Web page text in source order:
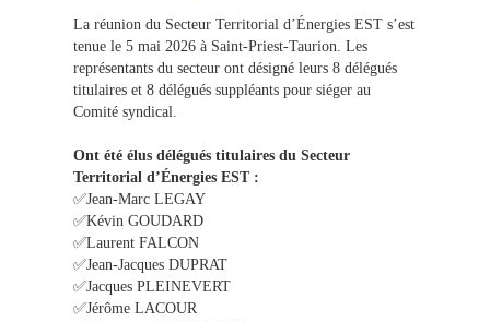
La réunion du Secteur Territorial d’Énergies EST s’est
tenue le 5 mai 2026 à Saint-Priest-Taurion. Les
représentants du secteur ont désigné leurs 8 délégués
titulaires et 8 délégués suppléants pour siéger au
Comité syndical.
Ont été élus délégués titulaires du Secteur
Territorial d’Énergies EST :
✅Jean-Marc LEGAY
✅Kévin GOUDARD
✅Laurent FALCON
✅Jean-Jacques DUPRAT
✅Jacques PLEINEVERT
✅Jérôme LACOUR